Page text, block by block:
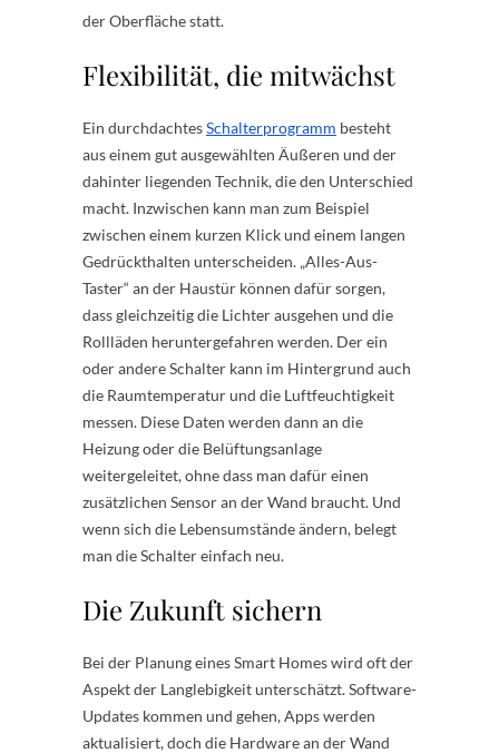
der Oberfläche statt.
Flexibilität, die mitwächst
Ein durchdachtesSchalterprogramm besteht
aus einem gut ausgewählten Äußeren und der
dahinter liegenden Technik, die den Unterschied
macht. Inzwischen kann man zum Beispiel
zwischen einem kurzen Klick und einem langen
Gedrückthalten unterscheiden. „Alles-Aus-
Taster“ an der Haustür können dafür sorgen,
dass gleichzeitig die Lichter ausgehen und die
Rollläden heruntergefahren werden. Der ein
oder andere Schalter kann im Hintergrund auch
die Raumtemperatur und die Luftfeuchtigkeit
messen. Diese Daten werden dann an die
Heizung oder die Belüftungsanlage
weitergeleitet, ohne dass man dafür einen
zusätzlichen Sensor an der Wand braucht. Und
wenn sich die Lebensumstände ändern, belegt
man die Schalter einfach neu.
Die Zukunft sichern
Bei der Planung eines Smart Homes wird oft der
Aspekt der Langlebigkeit unterschätzt. Software-
Updates kommen und gehen, Apps werden
aktualisiert, doch die Hardware an der Wand